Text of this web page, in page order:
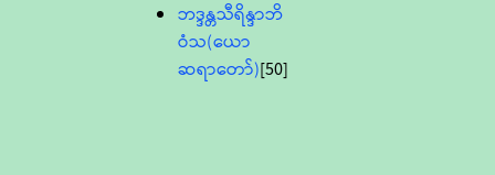
ဘဒ္ဒန္တသီရိန္ဒာဘိ
ဝံသ(ယော
ဆရာတော်)[50]